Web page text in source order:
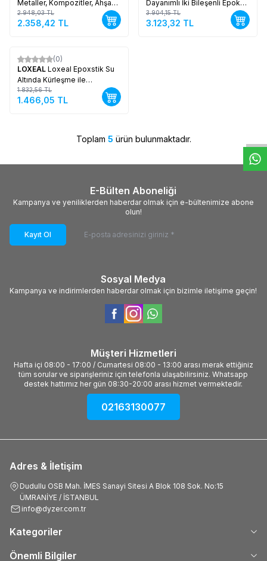
Metaller, Kompozitler, Ahşap
ve Bazı Plastikler İçin Üstün
Yapışma Gücü
2.948,03TL
2.358,42 TL
Dayanımlı İki Bileşenli Epoksi
Yapıştırıcı
3.904,15TL
3.123,32 TL
Yeni
%20
(0)
LOXEAL Loxeal Epoxstik Su
Altında Kürleşme ile
Endüstriyel Onarım ve Acil
Tamir Çözümü
1.832,56TL
1.466,05 TL
Toplam 5 ürün bulunmaktadır.
E-Bülten Aboneliği
Kampanya ve yeniliklerden haberdar olmak için e-bültenimize abone
olun!
Kayıt Ol
Sosyal Medya
Kampanya ve indirimlerden haberdar olmak için bizimle iletişime geçin!
Müşteri Hizmetleri
Hafta içi 08:00 - 17:00 / Cumartesi 08:00 - 13:00 arası merak ettiğiniz
tüm sorular ve siparişleriniz için telefonla ulaşabilirsiniz. Whatsapp
destek hattımız her gün 08:30-20:00 arası hizmet vermektedir.
02163130077
Adres & İletişim
Dudullu OSB Mah. İMES Sanayi Sitesi A Blok 108 Sok. No:15
ÜMRANİYE / İSTANBUL
info@dyzer.com.tr
Kategoriler
Önemli Bilgiler